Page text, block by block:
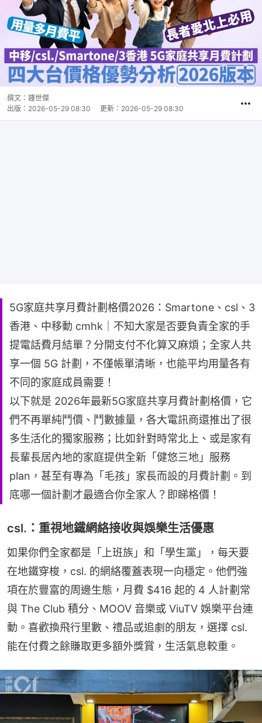
撰文： 鍾世傑
出版： 2026-05-29 08:30 更新： 2026-05-29 08:30
5G家庭共享月費計劃格價2026：Smartone、csl、3
香港、中移動 cmhk｜不知大家是否要負責全家的手
提電話費月結單？分開支付不化算又麻煩；全家人共
享一個 5G 計劃，不僅帳單清晰，也能平均用量各有
不同的家庭成員需要！
以下就是 2026年最新5G家庭共享月費計劃格價，它
們不再單純鬥價、鬥數據量，各大電訊商還推出了很
多生活化的獨家服務；比如針對時常北上、或是家有
長輩長居內地的家庭提供全新「健悠三地」服務
plan，甚至有專為「毛孩」家長而設的月費計劃。到
底哪一個計劃才最適合你全家人？即睇格價！
csl.：重視地鐵網絡接收與娛樂生活優惠
如果你們全家都是「上班族」和「學生黨」，每天要
在地鐵穿梭，csl. 的網絡覆蓋表現一向穩定。他們強
項在於豐富的周邊生態，月費 $416 起的 4 人計劃常
與 The Club 積分、MOOV 音樂或 ViuTV 娛樂平台連
動。喜歡換飛行里數、禮品或追劇的朋友，選擇 csl.
能在付費之餘賺取更多額外獎賞，生活氣息較重。